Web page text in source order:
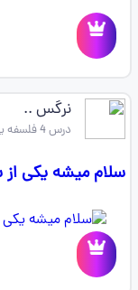
نرگس ‌‌‌‌‌‌‌.. ‌‌‌‌
درس 4 فلسفه یازدهم
سلام میشه یکی از